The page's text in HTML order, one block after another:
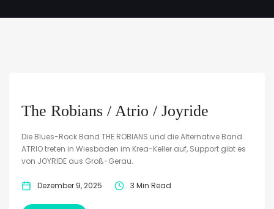
The Robians / Atrio / Joyride
Die Blues-Rock Band THE ROBIANS und die Alternative Band
ATRIO treten in Wiesbaden im Krea-Keller auf, Support gibt es
von JOYRIDE aus Groß-Gerau.
Dezember 9, 2025 3 Min Read